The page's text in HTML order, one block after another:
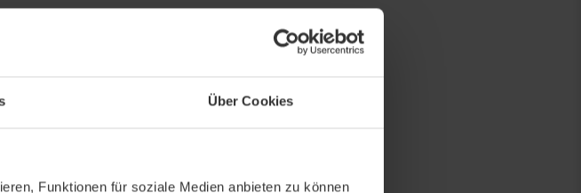
Über Cookies
Funktionen für soziale Medien anbieten zu können